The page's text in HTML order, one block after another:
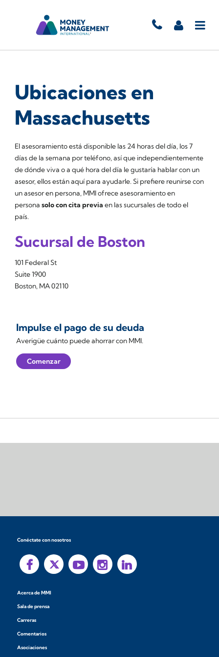
Ubicaciones en
Massachusetts
El asesoramiento está disponible las 24 horas del día, los 7
días de la semana por teléfono, así que independientemente
de dónde viva o a qué hora del día le gustaría hablar con un
asesor, ellos están aquí para ayudarle. Si prefiere reunirse con
un asesor en persona, MMI ofrece asesoramiento en
persona solo con cita previa en las sucursales de todo el
país.
Sucursal de Boston
101 Federal St
Suite 1900
Boston, MA 02110
Impulse el pago de su deuda
Averigüe cuánto puede ahorrar con MMI.
Comenzar
Conéctate con nosotros
Acerca de MMI
Sala de prensa
Carreras
Comentarios
Asociaciones